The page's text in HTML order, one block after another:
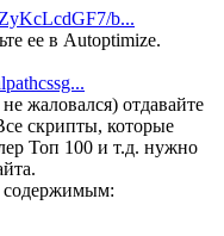
b...
ее в Autoptimize.
жаловался) отдавайте
скрипты, которые
Топ 100 и т.д. нужно
содержимым: